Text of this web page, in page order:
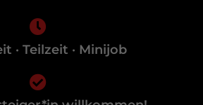
imbiss.de
· Teilzeit · Minijob